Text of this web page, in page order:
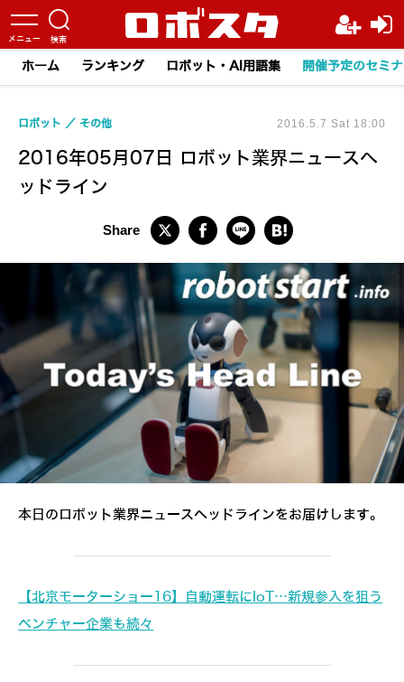
ホーム ランキング ロボット・AI用語集 開催予定のセミ
2016年05月07日 ロボット業界ニュースヘ
ッドライン
ロボット その他 2016.5.7 Sat 18:00
本日のロボット業界ニュースヘッドラインをお届けします。
【北京モーターショー16】自動運転にIoT…新規参入を狙う
ベンチャー企業も続々